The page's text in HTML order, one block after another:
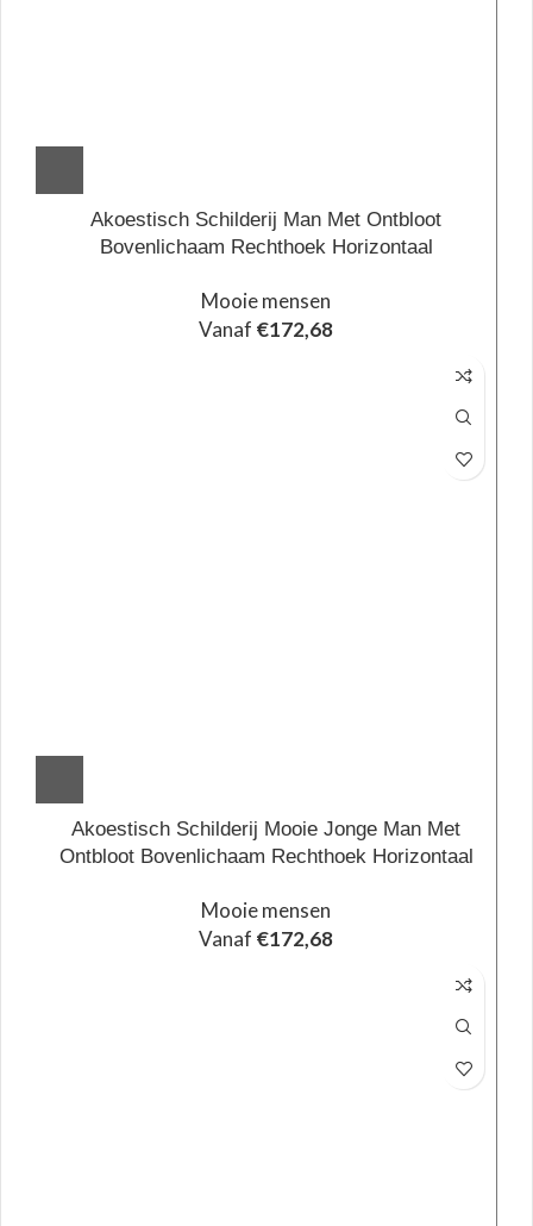
Akoestisch Schilderij Man Met Ontbloot
Bovenlichaam Rechthoek Horizontaal
Mooie mensen
Vanaf €172,68
Akoestisch Schilderij Mooie Jonge Man Met
Ontbloot Bovenlichaam Rechthoek Horizontaal
Mooie mensen
Vanaf €172,68